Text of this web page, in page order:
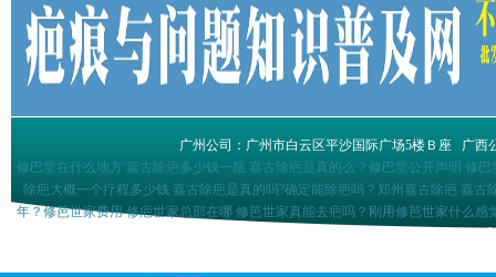
广州公司：广州市白云区平沙国际广场5楼Ｂ座
广西
修巴堂在什么地方 嘉古除疤多少钱一瓶 嘉古除疤是真的么？修巴堂公开声明 修
除疤大概一个疗程多少钱 嘉古除疤是真的吗?确定能除疤吗？郑州嘉古除疤 嘉
年？修芭世家费用 修疤世家总部在哪 修芭世家真能去疤吗？刚用修芭世家什么